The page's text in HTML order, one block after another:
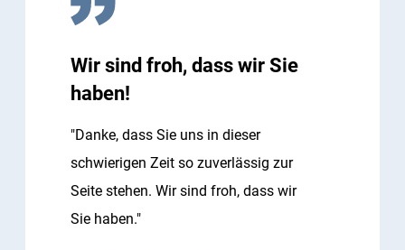
Wir sind froh, dass wir Sie
haben!
"Danke, dass Sie uns in dieser
schwierigen Zeit so zuverlässig zur
Seite stehen. Wir sind froh, dass wir
Sie haben."